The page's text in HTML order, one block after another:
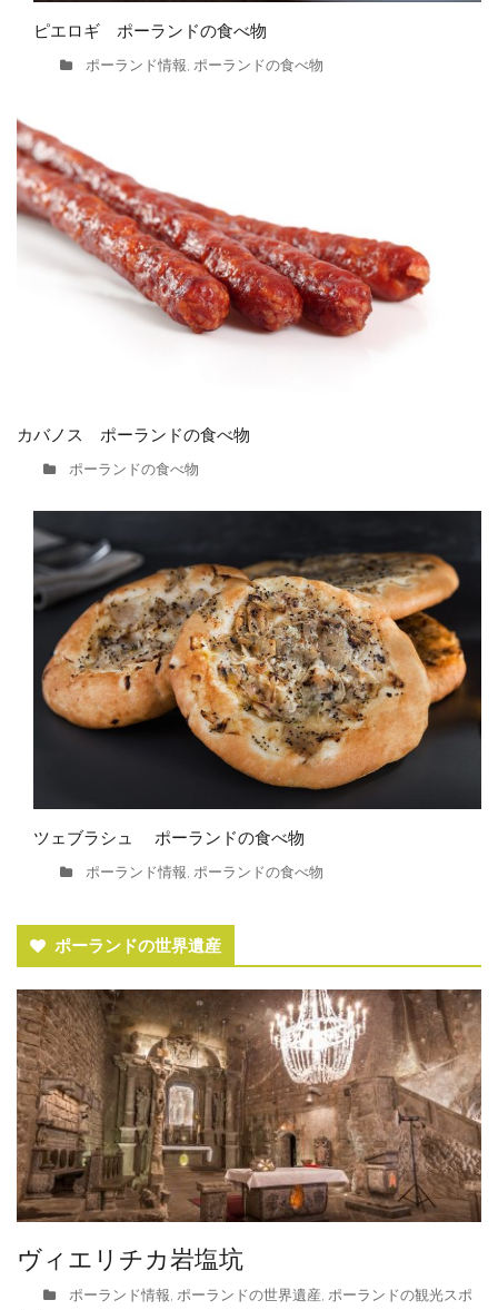
ピエロギ ポーランドの食べ物
ポーランド情報, ポーランドの食べ物
カバノス ポーランドの食べ物
ポーランドの食べ物
ツェブラシュ ポーランドの食べ物
ポーランド情報, ポーランドの食べ物
ポーランドの世界遺産
ヴィエリチカ岩塩坑
ポーランド情報, ポーランドの世界遺産, ポーランドの観光スポ